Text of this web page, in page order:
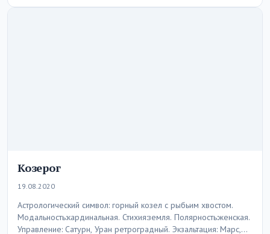
Козерог
19.08.2020
Астрологический символ: горный козел с рыбьим хвостом.
Модальность:кардинальная. Стихия:земля. Полярность:женская.
Управление: Сатурн, Уран ретроградный. Экзальтация: Марс,